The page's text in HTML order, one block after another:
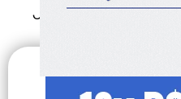
Já é nosso